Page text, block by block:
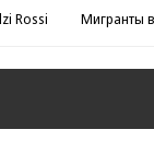
Rossi Мигранты